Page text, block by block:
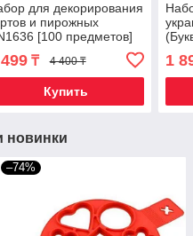
для декорирования
и пирожных
[100 предметов]
₸ 4 400 ₸
Купить
1
новинки
–74%